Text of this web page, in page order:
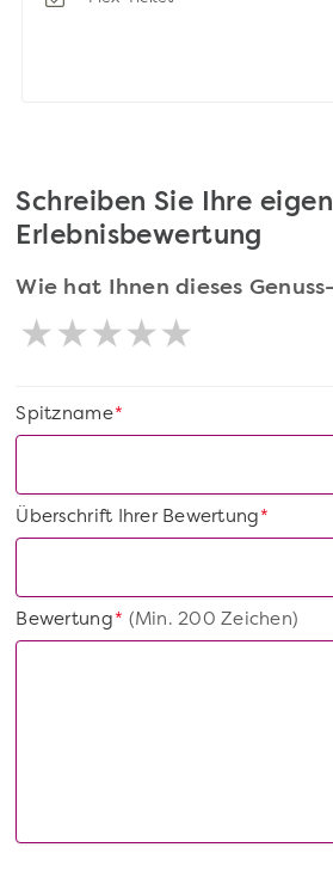
Schreiben Sie Ihre
Erlebnisbewertung
Wie hat Ihnen dieses
*
Spitzname
*
Überschrift Ihrer Bewertung
*
Bewertung(Min. 200 Zeichen)